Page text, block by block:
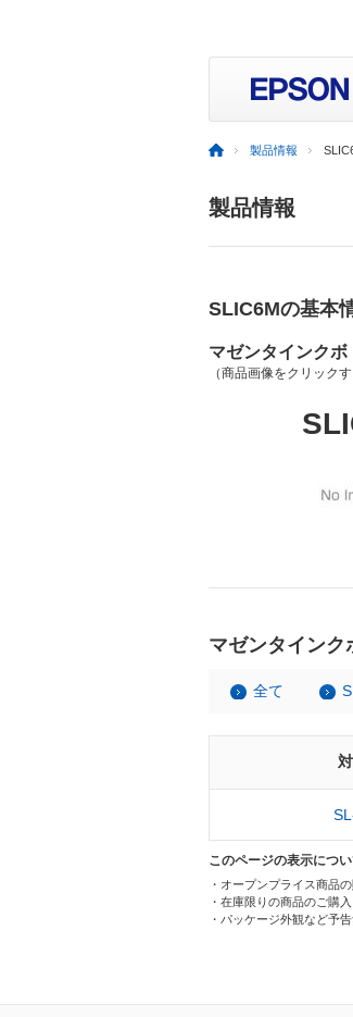
製品情報
製品情報
SLIC6Mの基本
マゼンタインク
（商品画像をクリック
マゼンタイン
全て
このページの表示につ
・オープンプライス商品
・在庫限りの商品のご購
・パッケージ外観など予